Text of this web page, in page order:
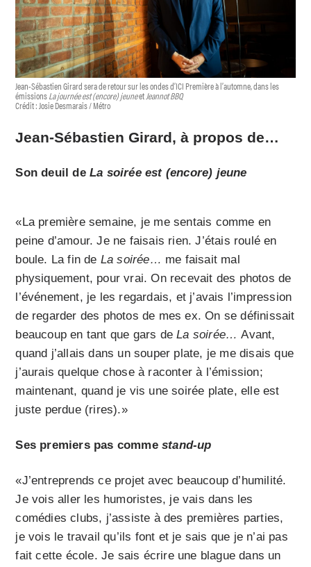
Jean-Sébastien Girard sera de retour sur les ondes d’ICI Première à l’automne, dans les
émissionsLa journée est (encore) jeuneetJeannot BBQ
Crédit : Josie Desmarais / Métro
Jean-Sébastien Girard, à propos de…
Son deuil deLa soirée est (encore) jeune
«La première semaine, je me sentais comme en
peine d’amour. Je ne faisais rien. J’étais roulé en
boule. La fin de La soirée… me faisait mal
physiquement, pour vrai. On recevait des photos de
l’événement, je les regardais, et j’avais l’impression
de regarder des photos de mes ex. On se définissait
beaucoup en tant que gars deLa soirée…Avant,
quand j’allais dans un souper plate, je me disais que
j’aurais quelque chose à raconter à l’émission;
maintenant, quand je vis une soirée plate, elle est
juste perdue (rires).»
Ses premiers pas commestand-up
«J’entreprends ce projet avec beaucoup d’humilité.
Je vois aller les humoristes, je vais dans les
comédies clubs, j’assiste à des premières parties,
je vois le travail qu’ils font et je sais que je n’ai pas
fait cette école. Je sais écrire une blague dans un